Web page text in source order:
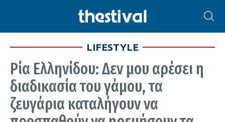
LIFESTYLE
Ρία Ελληνίδου: Δεν μου αρέσει η
διαδικασία του γάμου, τα
ζευγάρια καταλήγουν να